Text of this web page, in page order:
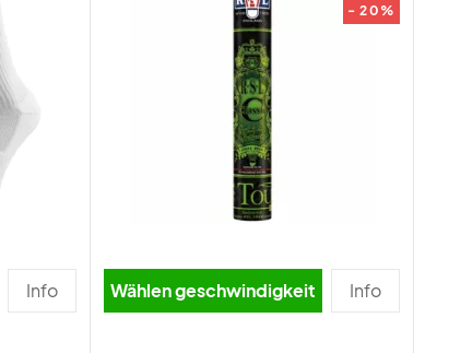
Info
- 20%
Wählen geschwindigkeit Info